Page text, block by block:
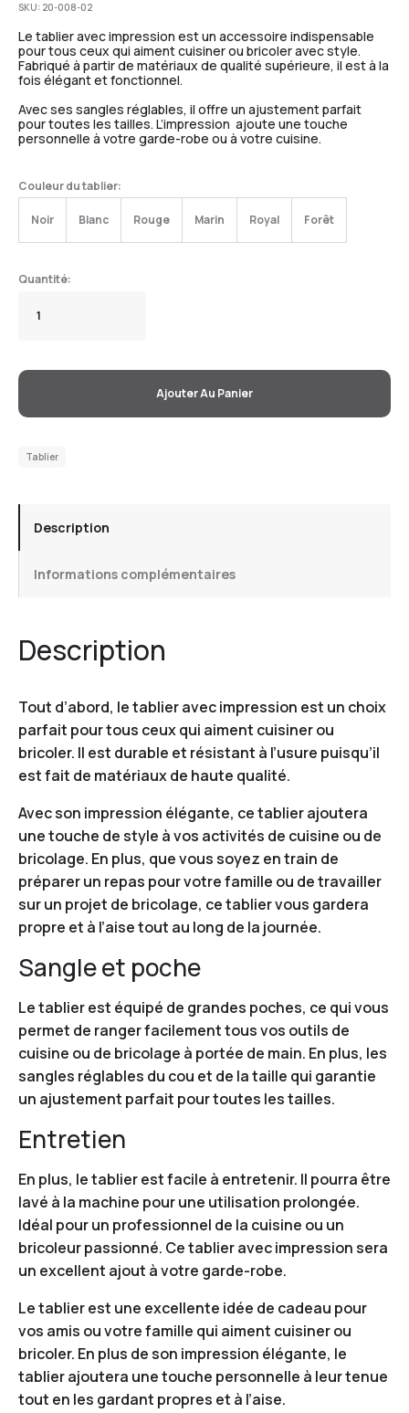
SKU: 20-008-02
Le tablier avec impression est un accessoire indispensable
pour tous ceux qui aiment cuisiner ou bricoler avec style.
Fabriqué à partir de matériaux de qualité supérieure, il est à la
fois élégant et fonctionnel.
Avec ses sangles réglables, il offre un ajustement parfait
pour toutes les tailles. L’impression ajoute une touche
personnelle à votre garde-robe ou à votre cuisine.
Couleur du tablier:
Noir Blanc Rouge Marin Royal Forêt
Ajouter Au Panier
Tablier
Description
Informations complémentaires
Description
Tout d’abord, le tablier avec impression est un choix
parfait pour tous ceux qui aiment cuisiner ou
bricoler. Il est durable et résistant à l’usure puisqu’il
est fait de matériaux de haute qualité.
Avec son impression élégante, ce tablier ajoutera
une touche de style à vos activités de cuisine ou de
bricolage. En plus, que vous soyez en train de
préparer un repas pour votre famille ou de travailler
sur un projet de bricolage, ce tablier vous gardera
propre et à l’aise tout au long de la journée.
Sangle et poche
Le tablier est équipé de grandes poches, ce qui vous
permet de ranger facilement tous vos outils de
cuisine ou de bricolage à portée de main. En plus, les
sangles réglables du cou et de la taille qui garantie
un ajustement parfait pour toutes les tailles.
Entretien
En plus, le tablier est facile à entretenir. Il pourra être
lavé à la machine pour une utilisation prolongée.
Idéal pour un professionnel de la cuisine ou un
bricoleur passionné. Ce tablier avec impression sera
un excellent ajout à votre garde-robe.
Le tablier est une excellente idée de cadeau pour
vos amis ou votre famille qui aiment cuisiner ou
bricoler. En plus de son impression élégante, le
tablier ajoutera une touche personnelle à leur tenue
tout en les gardant propres et à l’aise.